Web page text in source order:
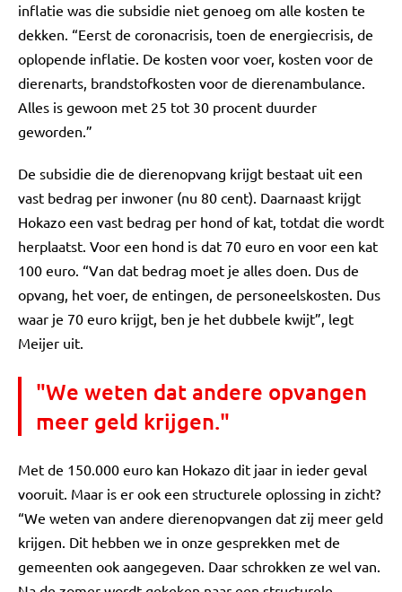
inflatie was die subsidie niet genoeg om alle kosten te
dekken. “Eerst de coronacrisis, toen de energiecrisis, de
oplopende inflatie. De kosten voor voer, kosten voor de
dierenarts, brandstofkosten voor de dierenambulance.
Alles is gewoon met 25 tot 30 procent duurder
geworden.”
De subsidie die de dierenopvang krijgt bestaat uit een
vast bedrag per inwoner (nu 80 cent). Daarnaast krijgt
Hokazo een vast bedrag per hond of kat, totdat die wordt
herplaatst. Voor een hond is dat 70 euro en voor een kat
100 euro. “Van dat bedrag moet je alles doen. Dus de
opvang, het voer, de entingen, de personeelskosten. Dus
waar je 70 euro krijgt, ben je het dubbele kwijt”, legt
Meijer uit.
"We weten dat andere opvangen
meer geld krijgen."
Met de 150.000 euro kan Hokazo dit jaar in ieder geval
vooruit. Maar is er ook een structurele oplossing in zicht?
“We weten van andere dierenopvangen dat zij meer geld
krijgen. Dit hebben we in onze gesprekken met de
gemeenten ook aangegeven. Daar schrokken ze wel van.